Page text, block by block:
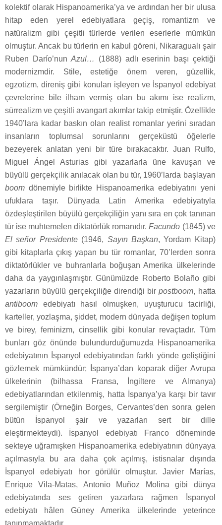
kolektif olarak Hispanoamerika’ya ve ardından her bir ulusa
hitap eden yerel edebiyatlara geçiş, romantizm ve
natüralizm gibi çeşitli türlerde verilen eserlerle mümkün
olmuştur. Ancak bu türlerin en kabul göreni, Nikaragualı şair
Ruben Darío’nunAzul… (1888) adlı eserinin başı çektiği
modernizmdir. Stile, estetiğe önem veren, güzellik,
egzotizm, direniş gibi konuları işleyen ve İspanyol edebiyat
çevrelerine bile ilham vermiş olan bu akımı ise realizm,
sürrealizm ve çeşitli avangart akımlar takip etmiştir. Özellikle
1940’lara kadar baskın olan realist romanlar yerini sıradan
insanların toplumsal sorunlarını gerçeküstü öğelerle
bezeyerek anlatan yeni bir türe bırakacaktır. Juan Rulfo,
Miguel Ángel Asturias gibi yazarlarla üne kavuşan ve
büyülü gerçekçilik anılacak olan bu tür, 1960’larda başlayan
boom dönemiyle birlikte Hispanoamerika edebiyatını yeni
ufuklara taşır. Dünyada Latin Amerika edebiyatıyla
özdeşleştirilen büyülü gerçekçiliğin yanı sıra en çok tanınan
tür ise muhtemelen diktatörlük romanıdır.Facundo (1845) ve
El señor Presidente(1946, Sayın Başkan, Yordam Kitap)
gibi kitaplarla çıkış yapan bu tür romanlar, 70’lerden sonra
diktatörlükler ve buhranlarla boğuşan Amerika ülkelerinde
daha da yaygınlaşmıştır. Günümüzde Roberto Bolaño gibi
yazarların büyülü gerçekçiliğe direndiği birpostboom, hatta
antiboom edebiyatı hasıl olmuşken, uyuşturucu tacirliği,
karteller, yozlaşma, şiddet, modern dünyada değişen toplum
ve birey, feminizm, cinsellik gibi konular revaçtadır. Tüm
bunları göz önünde bulundurduğumuzda Hispanoamerika
edebiyatının İspanyol edebiyatından farklı yönde geliştiğini
gözlemek mümkündür; İspanya’dan koparak diğer Avrupa
ülkelerinin (bilhassa Fransa, İngiltere ve Almanya)
edebiyatlarından etkilenmiş, hatta İspanya’ya karşı bir tavır
sergilemiştir (Örneğin Borges, Cervantes’den sonra gelen
bütün İspanyol şair ve yazarları sert bir dille
eleştirmekteydi). İspanyol edebiyatı Franco döneminde
sekteye uğramışken Hispanoamerika edebiyatının dünyaya
açılmasıyla bu ara daha çok açılmış, istisnalar dışında
İspanyol edebiyatı hor görülür olmuştur. Javier Marías,
Enrique Vila-Matas, Antonio Muñoz Molina gibi dünya
edebiyatında ses getiren yazarlara rağmen İspanyol
edebiyatı hâlen Güney Amerika ülkelerinde yeterince